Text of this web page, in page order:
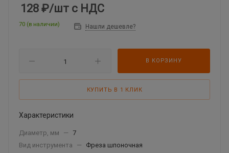
128 ₽/шт с НДС
70 (в наличии) Нашли дешевле?
В КОРЗИНУ
КУПИТЬ В 1 КЛИК
Характеристики
Диаметр, мм —
7
Вид инструмента
—
Фреза шпоночная